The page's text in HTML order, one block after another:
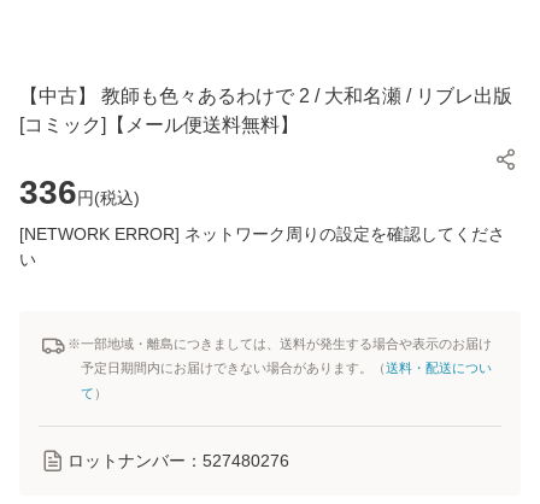
【中古】 教師も色々あるわけで 2 / 大和名瀬 / リブレ出版
[コミック]【メール便送料無料】
336円(税込)
[NETWORK ERROR] ネットワーク周りの設定を確認してくださ
い
※一部地域・離島につきましては、送料が発生する場合や表示のお届け
予定日期間内にお届けできない場合があります。（送料・配送につい
て ）
ロットナンバー： 527480276